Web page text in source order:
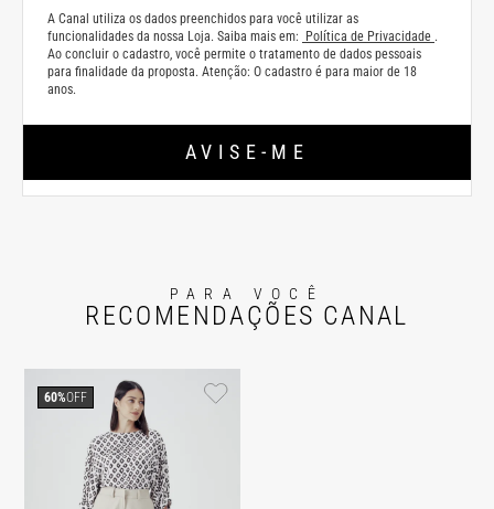
A Canal utiliza os dados preenchidos para você utilizar as
funcionalidades da nossa Loja. Saiba mais em:
Política de Privacidade .
Ao concluir o cadastro, você permite o tratamento de dados pessoais
para finalidade da proposta. Atenção: O cadastro é para maior de 18
anos.
AVISE-ME
PARA VOCÊ
RECOMENDAÇÕES CANAL
60%OFF